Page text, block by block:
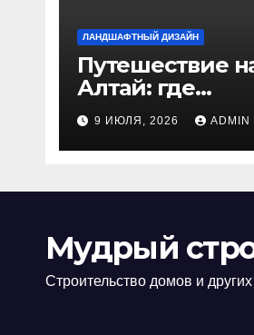
ЛАНДШАФТНЫЙ ДИЗАЙН
Путешествие
Алтай: где
природа
встречается с
духом
9 ИЮЛЯ, 2026 ADMIN
Мудрый
Строительство домов и